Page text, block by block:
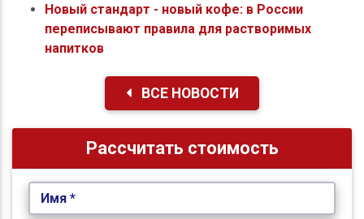
Новый стандарт - новый кофе: в России
переписывают правила для растворимых
напитков
ВСЕ НОВОСТИ
Рассчитать стоимость
Имя *